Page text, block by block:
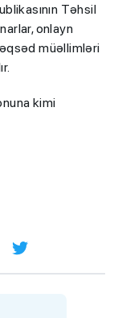
Təhsil
onlayn
müəllimləri
kimi